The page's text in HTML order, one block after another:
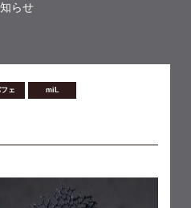
らせ
ェ miL